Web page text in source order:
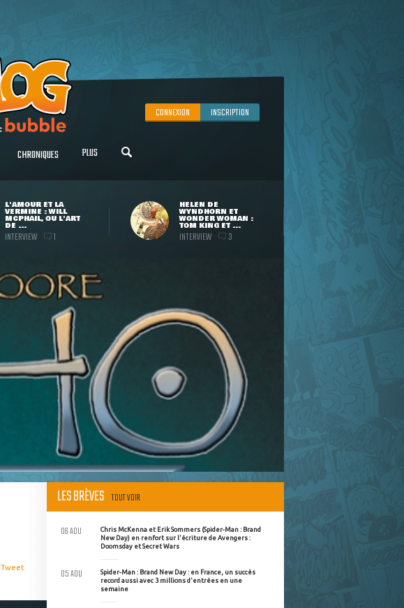
CONNEXION INSCRIPTION
CHRONIQUES PLUS
L'AMOUR ET LA
VERMINE : WILL
MCPHAIL, OU L'ART
DE ...
INTERVIEW 1
HELEN DE
WYNDHORN ET
WONDER WOMAN :
TOM KING ET ...
INTERVIEW 3
Tweet
LES BRÈVES TOUT VOIR
Chris McKenna et Erik Sommers (Spider-Man : Brand
New Day) en renfort sur l'écriture de Avengers :
Doomsday et Secret Wars
06 AOU
Spider-Man : Brand New Day : en France, un succès
record aussi avec 3 millions d'entrées en une
semaine
05 AOU